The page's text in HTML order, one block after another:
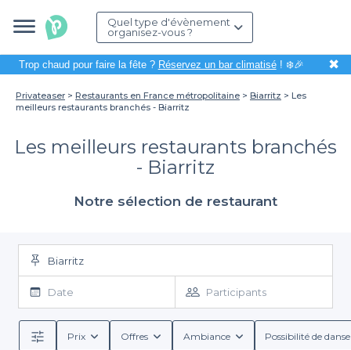
Quel type d'évènement
organisez-vous ?
Trop chaud pour faire la fête ? Réservez un bar climatisé! ❄️🎉 ✖
Privateaser Restaurants en France métropolitaine Biarritz
Les
meilleurs restaurants branchés - Biarritz
Les meilleurs restaurants branchés
- Biarritz
Notre sélection de restaurant
Biarritz
Date Participants
Prix Offres Ambiance Possibilité de